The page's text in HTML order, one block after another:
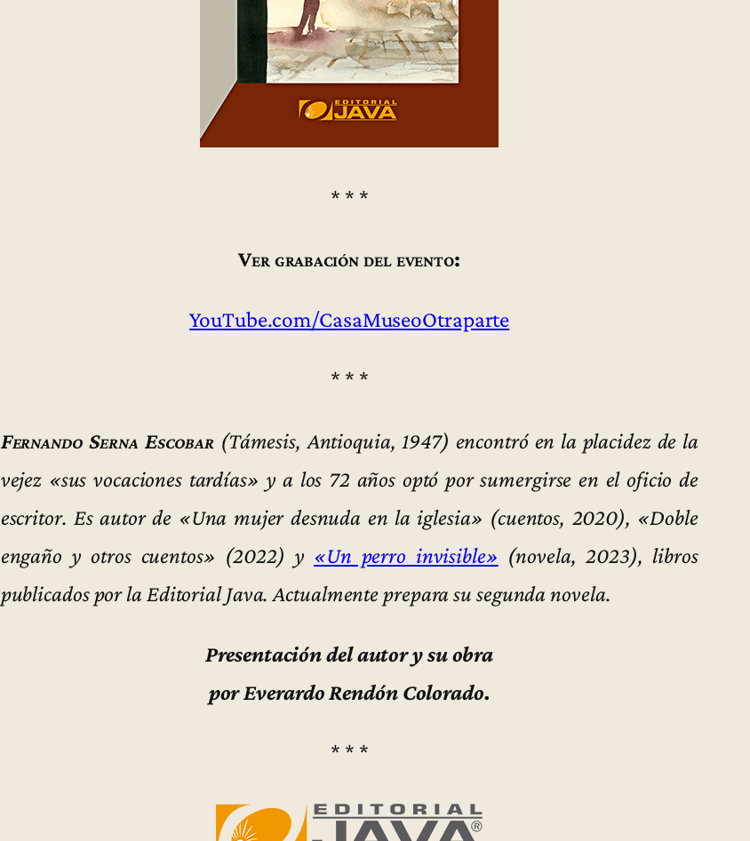
* * *
Ver grabación del evento:
YouTube.com/CasaMuseoOtraparte
* * *
Fernando Serna Escobar (Támesis, Antioquia, 1947) encontró en la placidez de la
vejez «sus vocaciones tardías» y a los 72 años optó por sumergirse en el oficio de
escritor. Es autor de «Una mujer desnuda en la iglesia» (cuentos, 2020), «Doble
engaño y otros cuentos» (2022) y «Un perro invisible» (novela, 2023), libros
publicados por la Editorial Java. Actualmente prepara su segunda novela.
Presentación del autor y su obra
por Everardo Rendón Colorado.
* * *